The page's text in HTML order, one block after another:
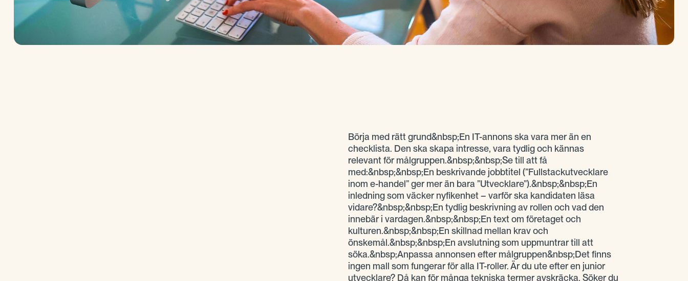
Börja med rätt grund&nbsp;En IT-annons ska vara mer än en
checklista. Den ska skapa intresse, vara tydlig och kännas
relevant för målgruppen.&nbsp;&nbsp;Se till att få
med:&nbsp;&nbsp;En beskrivande jobbtitel (”Fullstackutvecklare
inom e-handel” ger mer än bara ”Utvecklare”).&nbsp;&nbsp;En
inledning som väcker nyfikenhet – varför ska kandidaten läsa
vidare?&nbsp;&nbsp;En tydlig beskrivning av rollen och vad den
innebär i vardagen.&nbsp;&nbsp;En text om företaget och
kulturen.&nbsp;&nbsp;En skillnad mellan krav och
önskemål.&nbsp;&nbsp;En avslutning som uppmuntrar till att
söka.&nbsp;Anpassa annonsen efter målgruppen&nbsp;Det finns
ingen mall som fungerar för alla IT-roller. Är du ute efter en junior
utvecklare? Då kan för många tekniska termer avskräcka. Söker du